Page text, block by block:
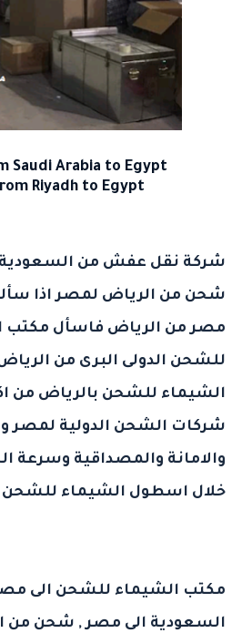
Saudi Arabia to Egypt
Riyadh to Egypt
شركة نقل عفش من
شحن من الرياض لمصراذا
مصر من الرياض فاسأل مكتب
للشحن الدولى البرى من
الشيماء للشحن بالرياض من
شركات الشحن الدولية لمصر
والامانة والمصداقية وسرعة
خلال اسطول الشيماء للشحن
مكتب الشيماء للشحن الى
السعودية الى مصر , شحن من